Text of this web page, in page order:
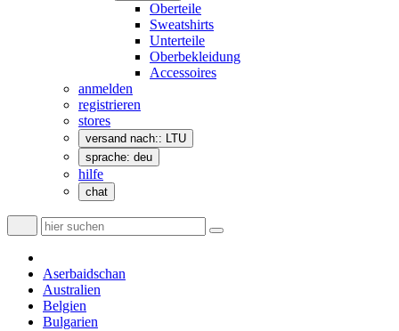
Oberteile
Sweatshirts
Unterteile
Oberbekleidung
Accessoires
anmelden
registrieren
stores
versand nach:: LTU
sprache: deu
hilfe
chat
Aserbaidschan
Australien
Belgien
Bulgarien